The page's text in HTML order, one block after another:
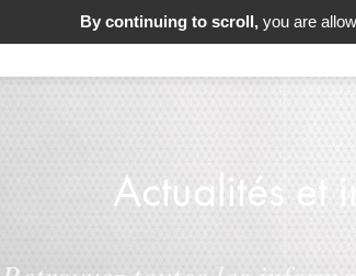
Actualités et
By continuing to scroll,you are